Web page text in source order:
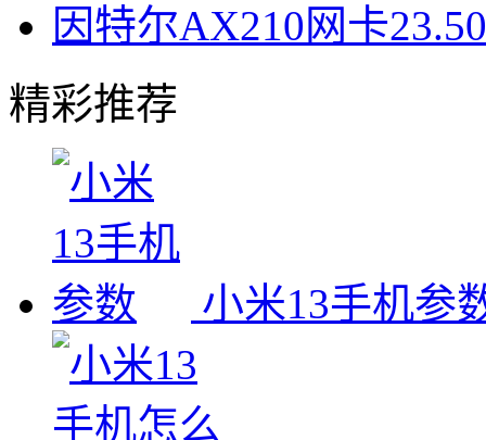
因特尔AX210网卡
精彩推荐
小米13手机参